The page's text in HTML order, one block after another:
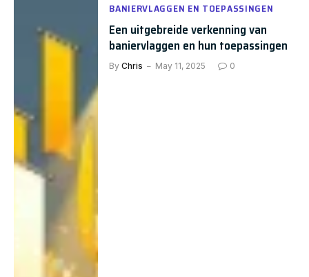
BANIERVLAGGEN EN TOEPASSINGEN
Een uitgebreide verkenning van
baniervlaggen en hun toepassingen
By Chris May 11, 2025 0